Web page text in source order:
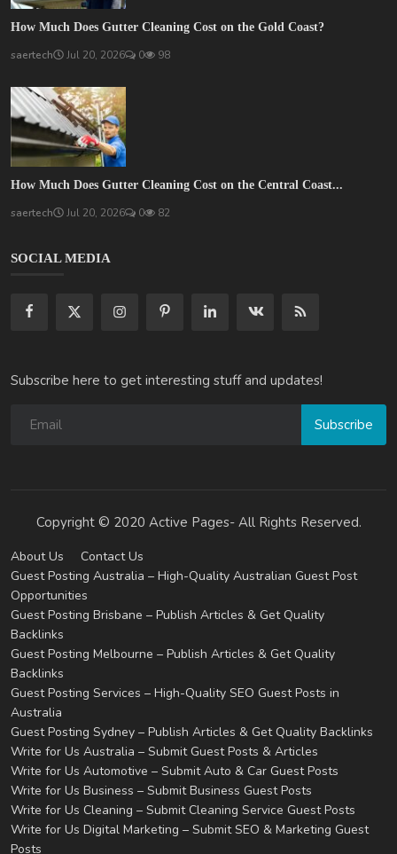
How Much Does Gutter Cleaning Cost on the Gold Coast?
saertech Jul 20, 2026 0 98
How Much Does Gutter Cleaning Cost on the Central Coast...
saertech Jul 20, 2026 0 82
SOCIAL MEDIA
Subscribe here to get interesting stuff and updates!
Subscribe
Copyright © 2020 Active Pages- All Rights Reserved.
About Us
Contact Us
Guest Posting Australia – High-Quality Australian Guest Post
Opportunities
Guest Posting Brisbane – Publish Articles & Get Quality
Backlinks
Guest Posting Melbourne – Publish Articles & Get Quality
Backlinks
Guest Posting Services – High-Quality SEO Guest Posts in
Australia
Guest Posting Sydney – Publish Articles & Get Quality Backlinks
Write for Us Australia – Submit Guest Posts & Articles
Write for Us Automotive – Submit Auto & Car Guest Posts
Write for Us Business – Submit Business Guest Posts
Write for Us Cleaning – Submit Cleaning Service Guest Posts
Write for Us Digital Marketing – Submit SEO & Marketing Guest
Posts